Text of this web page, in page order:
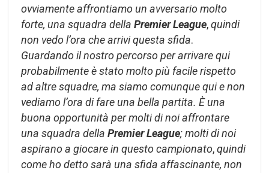
ovviamente affrontiamo un avversario molto
forte, una squadra della Premier League,quindi
non vedo l’ora che arrivi questa sfida.
Guardando il nostro percorso per arrivare qui
probabilmente è stato molto più facile rispetto
ad altre squadre, ma siamo comunque qui e non
vediamo l’ora di fare una bella partita. È una
buona opportunità per molti di noi affrontare
una squadra della Premier League; molti di noi
aspirano a giocare in questo campionato,quindi
come ho detto sarà una sfida affascinante, non